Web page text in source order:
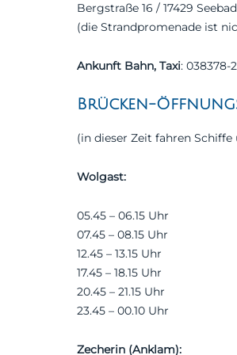
Bergstraße 16 / 17429
(die Strandpromenade ist
Ankunft Bahn, Taxi: 038378-
Brücken-
(in dieser Zeit fahren
05.45 –
07.45 –
12.45 –
17.45 –
20.45 –
23.45 – 00.10 Uhr
Zecherin (Anklam):